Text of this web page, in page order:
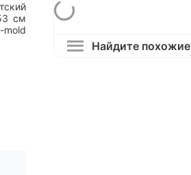
см
mold
Найдите похожие